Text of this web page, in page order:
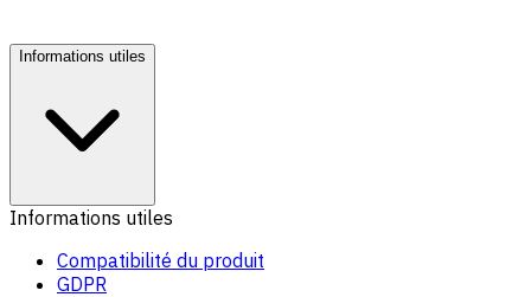
Informations utiles
Informations utiles
Compatibilité du produit
GDPR